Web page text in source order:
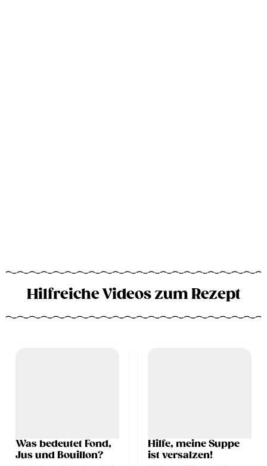
Hilfreiche Videos zum Rezept
Was bedeutet Fond,
Jus und Bouillon?
Hilfe, meine Suppe
ist versalzen!